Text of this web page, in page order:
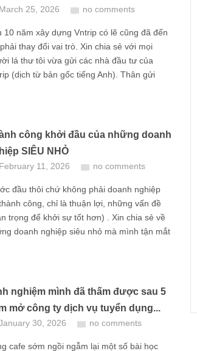
March 25, 2026 no comments
10 năm xây dựng Vntrip có lẽ cũng đã đến
thay đổi vai trò. Xin chia sẻ với mọi
lá thư tôi vừa gửi các nhà đầu tư của
(dịch từ bản gốc tiếng Anh). Thân gửi
công khởi đầu của những doanh
SIÊU NHỎ
February 11, 2026 no comments
đầu thôi chứ không phải doanh nghiệp
công, chỉ là thuận lợi, những vấn đề
trọng để khởi sự tốt hơn) . Xin chia sẻ về
doanh nghiệp siêu nhỏ mà mình tận mắt
nghiệm mình đã thấm được sau 5
mở công ty dịch vụ tuyển dụng...
30, 2026 no comments
cafe sớm ngồi ngẫm lại một số bài học